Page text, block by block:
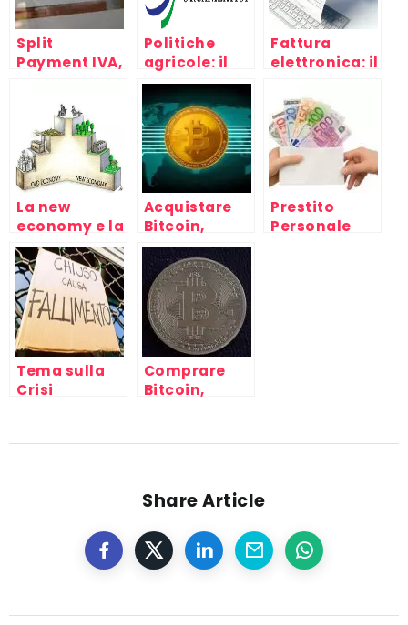
Split
Payment IVA,
funziona?
Politiche
agricole: il
divario fra
Nord e Sud
del mondo al
WTO di
Cancùn
Fattura
elettronica: il
Banca Intesa
La new
economy e la
crisi del
capitale,
mondo del
lavoro e
capitalismo
Acquistare
Bitcoin,
guida ed info
su come
comprare la
criptovaluta
Prestito
Personale
Tema sulla
Crisi
attuale: una
Comprare
Bitcoin,
all’acquisto
Share Article